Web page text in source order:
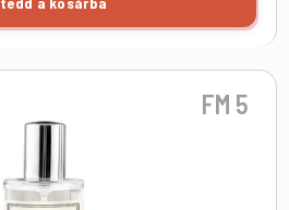
FM 5